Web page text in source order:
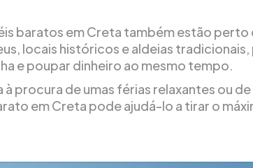
baratos em Creta também estão
locais históricos e aldeias tradicionais,
e poupar dinheiro ao mesmo tempo.
à procura de umas férias relaxantes ou
em Creta pode ajudá-lo a tirar o